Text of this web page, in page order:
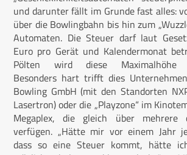
und darunter fällt im Grunde fast alles:
über die Bowlingbahn bis hin zum
Automaten. Die Steuer darf laut
Euro pro Gerät und Kalendermonat
Pölten wird diese Maximalhöhe
Besonders hart trifft dies
Bowling GmbH (mit den Standorten
Lasertron) oder die „Playzone“ im
Megaplex, die gleich über mehrere
verfügen. „Hätte mir vor einem Jahr
dass so eine Steuer kommt, hätte